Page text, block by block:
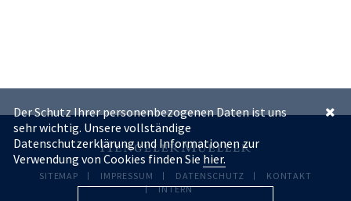
SITEMAP IMPRESSUM DATENSCHUTZ
KONTAKT
INTERN
Der Schutz Ihrer personenbezogenen Daten ist uns
sehr wichtig. Unsere vollständige
Datenschutzerklärung und Informationen zur
Verwendung von Cookies finden Sie hier.